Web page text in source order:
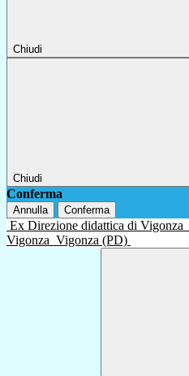
Chiudi
Chiudi
Conferma
Annulla Conferma
Ex Direzione didattica di Vigonza
Vigonza Vigonza (PD)